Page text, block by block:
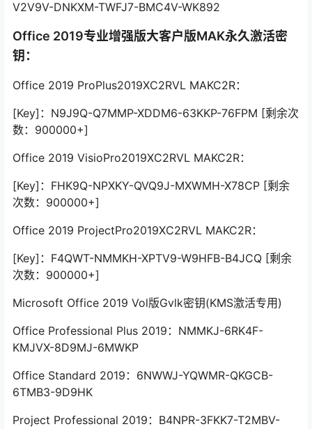
V2V9V-DNKXM-TWFJ7-BMC4V-WK892
Office 2019专业增强版大客户版MAK永久激活密
钥：
Office 2019 ProPlus2019XC2RVL MAKC2R：
[Key]：N9J9Q-Q7MMP-XDDM6-63KKP-76FPM [剩余次
数：900000+]
Office 2019 VisioPro2019XC2RVL MAKC2R：
[Key]：FHK9Q-NPXKY-QVQ9J-MXWMH-X78CP [剩余
次数：900000+]
Office 2019 ProjectPro2019XC2RVL MAKC2R：
[Key]：F4QWT-NMMKH-XPTV9-W9HFB-B4JCQ [剩余
次数：900000+]
Microsoft Office 2019 Vol版Gvlk密钥(KMS激活专用)
Office Professional Plus 2019：NMMKJ-6RK4F-
KMJVX-8D9MJ-6MWKP
Office Standard 2019：6NWWJ-YQWMR-QKGCB-
6TMB3-9D9HK
Project Professional 2019：B4NPR-3FKK7-T2MBV-